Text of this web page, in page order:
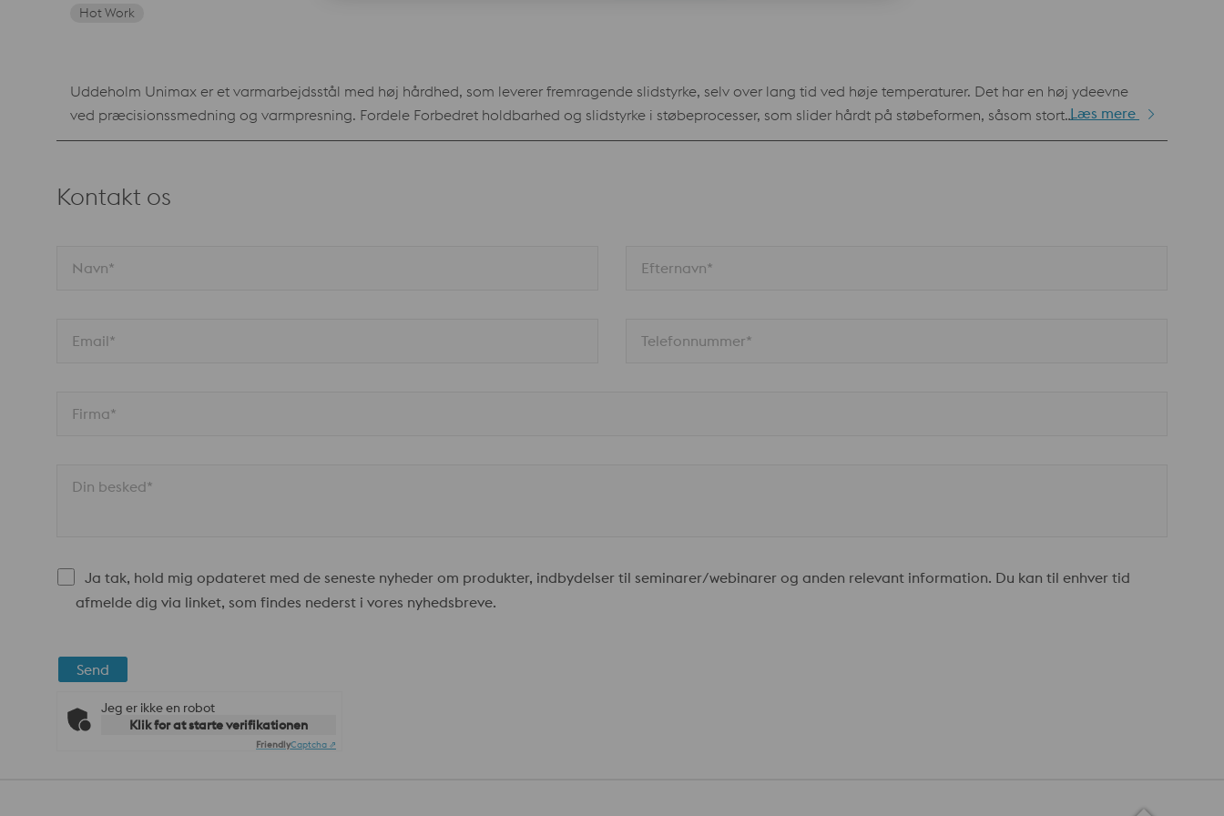
Hot Work
Uddeholm Unimax er et varmarbejdsstål med høj hårdhed, som leverer fremragende slidstyrke, selv over lang tid ved høje temperaturer. Det har en høj ydeevne
ved præcisionssmedning og varmpresning. Fordele Forbedret holdbarhed og slidstyrke i støbeprocesser, som slider hårdt på støbeformen, såsom stort
produktionssantal, støbning af glasfyldt plastik og formpresning Høj duktilitet giver længere værktøjslevetid og en mere problemfri produktionskørsel med færre
formbestandighed gør Unimax velegnet til overfladebelægning De meget gode gennemhærdningsegenskaber og den unikke egenskabsprofil gør Unimax særligt
egnet til større støbeforme. Unimax leveres derfor i større dimensioner
Læs mere
Kontakt os
Navn* Efternavn*
Email* Telefonnummer*
Firma*
Din besked*
Ja tak, hold mig opdateret med de seneste nyheder om produkter, indbydelser til seminarer/webinarer og anden relevant information. Du kan til enhver tid
afmelde dig via linket, som findes nederst i vores nyhedsbreve.
Send
Jeg er ikke en robot
Klik for at starte verifikationen
FriendlyCaptcha ⇗